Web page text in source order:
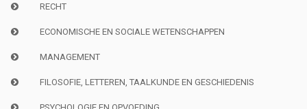
RECHT
ECONOMISCHE EN SOCIALE WETENSCHAPPEN
MANAGEMENT
FILOSOFIE, LETTEREN, TAALKUNDE EN GESCHIEDENIS